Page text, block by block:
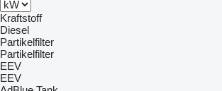
Kraftstoff
Diesel
Partikelfilter
Partikelfilter
EEV
EEV